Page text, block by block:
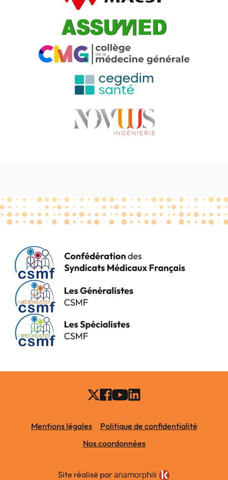
Mentions légales
Politique de confidentialité
Nos coordonnées
Site réalisé par